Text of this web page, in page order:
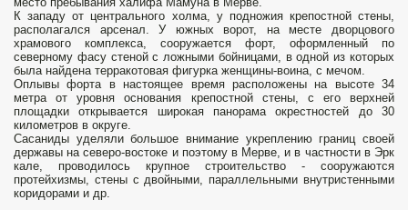
К западу от центрального холма, у подножия крепостной стены,
располагался арсенал. У южных ворот, на месте дворцового
храмового комплекса, сооружается форт, оформленный по
северному фасу стеной с ложными бойницами, в одной из которых
была найдена терракотовая фигурка женщины-воина, с мечом.
Оплывы форта в настоящее время расположены на высоте 34
метра от уровня основания крепостной стены, с его верхней
площадки открывается широкая панорама окрестностей до 30
километров в округе.
Сасаниды уделяли большое внимание укреплению границ своей
державы на северо-востоке и поэтому в Мерве, и в частности в Эрк
кале, проводилось крупное строительство - сооружаются
протейхизмы, стены с двойными, параллельными внутристенными
коридорами и др.